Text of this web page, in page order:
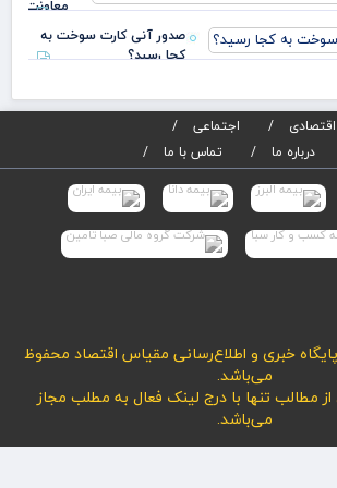
معاونت
بیمه
مرکزی
اسلامی
صدور آنی کارت سوخت به
کجا رسید؟
اقتصادی
اجتماعی
درباره ما تماس با ما
پایگاه خبری و اطلاع‌رسانی مقیاس اقتصاد محفوظ
می‌باشد.
مطالب تنها با درج لینک فعال به مطلب مجاز
می‌باشد.